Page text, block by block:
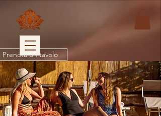
Prenota un tavolo